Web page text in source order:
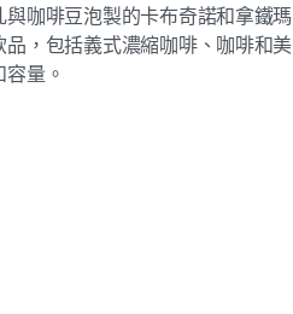
咖啡豆泡製的卡布奇諾和拿鐵瑪
，包括義式濃縮咖啡、咖啡和美
量。